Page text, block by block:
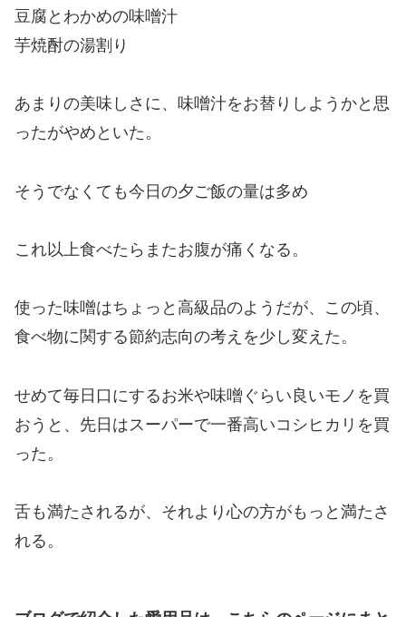
豆腐とわかめの味噌汁
芋焼酎の湯割り
あまりの美味しさに、味噌汁をお替りしようかと思
ったがやめといた。
そうでなくても今日の夕ご飯の量は多め
これ以上食べたらまたお腹が痛くなる。
使った味噌はちょっと高級品のようだが、この頃、
食べ物に関する節約志向の考えを少し変えた。
せめて毎日口にするお米や味噌ぐらい良いモノを買
おうと、先日はスーパーで一番高いコシヒカリを買
った。
舌も満たされるが、それより心の方がもっと満たさ
れる。